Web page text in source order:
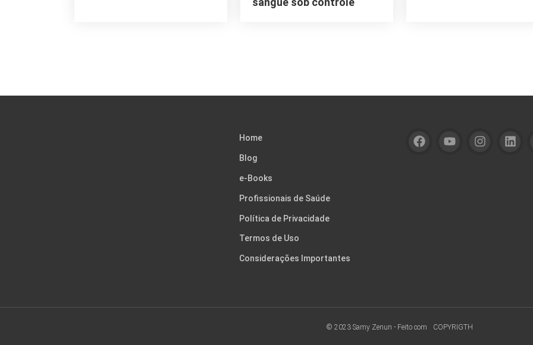
Home
Blog
e-Books
Profissionais de Saúde
Política de Privacidade
Termos de Uso
Considerações Importantes
© 2023 Samy Zenun - Feito com COPYRIGTH